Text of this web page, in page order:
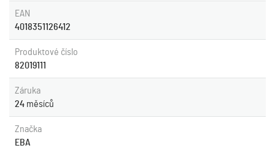
EAN
4018351126412
Produktové číslo
82019111
Záruka
24 měsíců
Značka
EBA